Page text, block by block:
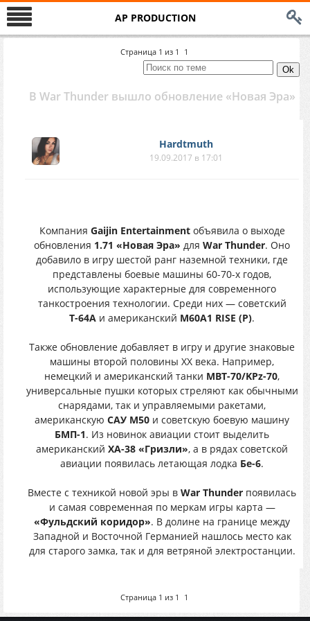
AP PRODUCTION
Страница 1 из 1 1
В War Thunder вышло обновление «Новая Эра»
Hardtmuth
19.09.2017 в 17:01
Компания Gaijin Entertainmentобъявила о выходе
обновления 1.71 «Новая Эра» для War Thunder. Оно
добавило в игру шестой ранг наземной техники, где
представлены боевые машины 60-70-х годов,
использующие характерные для современного
танкостроения технологии. Среди них — советский
Т-64А и американский M60A1 RISE (P).
Также обновление добавляет в игру и другие знаковые
машины второй половины XX века. Например,
немецкий и американский танки MBT-70/KPz-70,
универсальные пушки которых стреляют как обычными
снарядами, так и управляемыми ракетами,
американскую САУ M50 и советскую боевую машину
БМП-1. Из новинок авиации стоит выделить
американский XA-38 «Гризли», а в рядах советской
авиации появилась летающая лодка Бе-6.
Вместе с техникой новой эры в War Thunder появилась
и самая современная по меркам игры карта —
«Фульдский коридор». В долине на границе между
Западной и Восточной Германией нашлось место как
для старого замка, так и для ветряной электростанции.
Страница 1 из 1 1